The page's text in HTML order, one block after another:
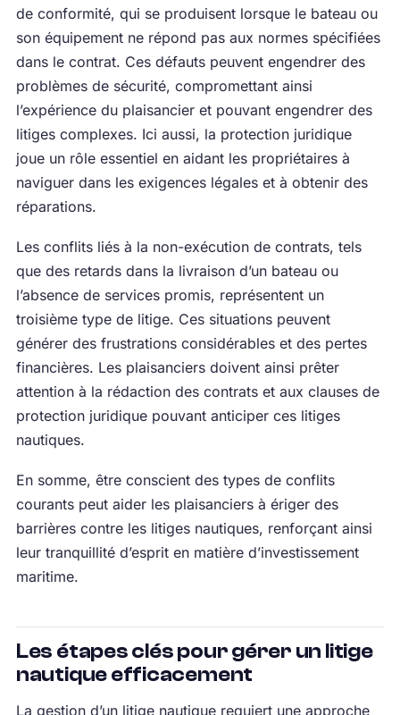
de conformité, qui se produisent lorsque le bateau ou
son équipement ne répond pas aux normes spécifiées
dans le contrat. Ces défauts peuvent engendrer des
problèmes de sécurité, compromettant ainsi
l’expérience du plaisancier et pouvant engendrer des
litiges complexes. Ici aussi, la protection juridique
joue un rôle essentiel en aidant les propriétaires à
naviguer dans les exigences légales et à obtenir des
réparations.
Les conflits liés à la non-exécution de contrats, tels
que des retards dans la livraison d’un bateau ou
l’absence de services promis, représentent un
troisième type de litige. Ces situations peuvent
générer des frustrations considérables et des pertes
financières. Les plaisanciers doivent ainsi prêter
attention à la rédaction des contrats et aux clauses de
protection juridique pouvant anticiper ces litiges
nautiques.
En somme, être conscient des types de conflits
courants peut aider les plaisanciers à ériger des
barrières contre les litiges nautiques, renforçant ainsi
leur tranquillité d’esprit en matière d’investissement
maritime.
Les étapes clés pour gérer un litige
nautique efficacement
La gestion d’un litige nautique requiert une approche